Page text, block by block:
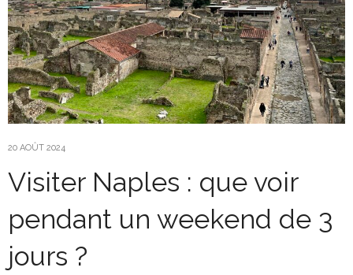
20 AOÛT 2024
Visiter Naples : que voir
pendant un weekend de 3
jours ?